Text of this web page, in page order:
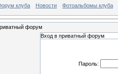
клуба Новости Фотоальбомы клуба
форум
Вход в приватный форум
Пароль: